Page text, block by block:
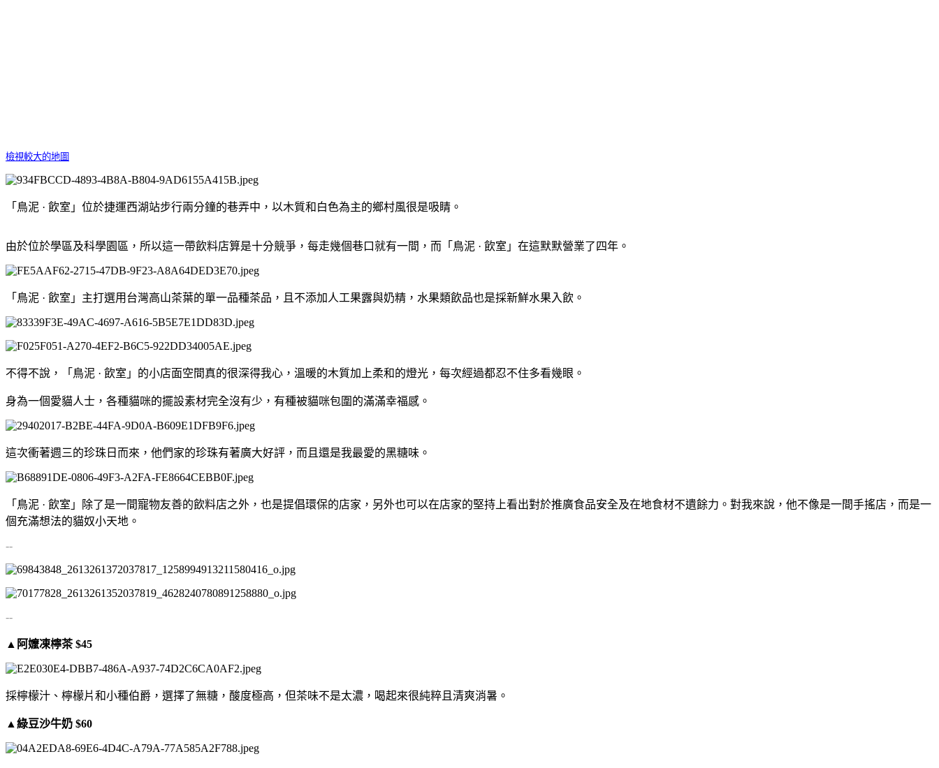
檢視較大的地圖
「鳥泥 · 飲室」位於捷運西湖站步行兩分鐘的巷弄中，以木質和白色為主的鄉村風很是吸睛。
由於位於學區及科學園區，所以這一帶飲料店算是十分競爭，每走幾個巷口就有一間，而「鳥泥 · 飲室」在這默默營業了四年。
「鳥泥 · 飲室」主打選用台灣高山茶葉的單一品種茶品，且不添加人工果露與奶精，水果類飲品也是採新鮮水果入飲。
不得不說，「鳥泥 · 飲室」的小店面空間真的很深得我心，溫暖的木質加上柔和的燈光，每次經過都忍不住多看幾眼。
身為一個愛貓人士，各種貓咪的擺設素材完全沒有少，有種被貓咪包圍的滿滿幸福感。
這次衝著週三的珍珠日而來，他們家的珍珠有著廣大好評，而且還是我最愛的黑糖味。
「鳥泥 · 飲室」除了是一間寵物友善的飲料店之外，也是提倡環保的店家，另外也可以在店家的堅持上看出對於推廣食品安全及在地食材不遺餘力。對我來說，他不像是一間手搖店，而是一
個充滿想法的貓奴小天地。
--
--
▲阿嬤凍檸茶 $45
採檸檬汁、檸檬片和小種伯爵，選擇了無糖，酸度極高，但茶味不是太濃，喝起來很純粹且清爽消暑。
▲綠豆沙牛奶 $60